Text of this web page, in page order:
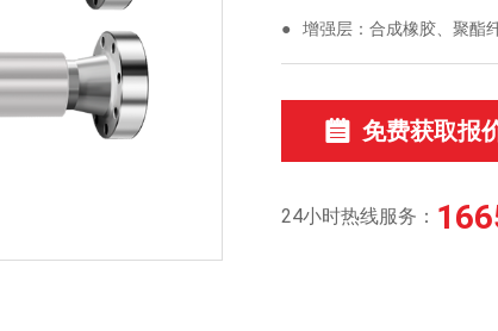
● 增强层：合成橡胶、聚酯
免费获取报
24小时热线服务：